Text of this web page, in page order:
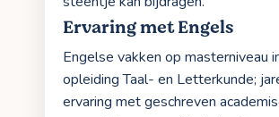
Ervaring met Engels
Engelse vakken op masterniveau
opleiding Taal- en Letterkunde;
ervaring met geschreven